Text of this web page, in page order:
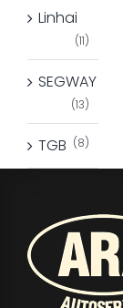
Linhai
(11)
SEGWAY
(13)
TGB (8)